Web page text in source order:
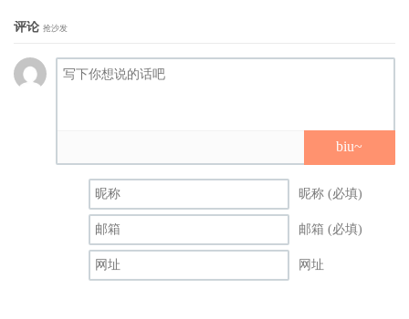
评论 抢沙发
biu~
昵称 (必填)
邮箱 (必填)
网址